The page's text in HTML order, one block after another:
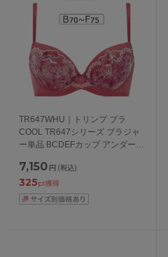
TR647WHU｜トリンプ ブラ
COOL TR647シリーズ ブラジャ
ー単品 BCDEFカップ アンダー
7,150 円 (税込)
325pt獲得